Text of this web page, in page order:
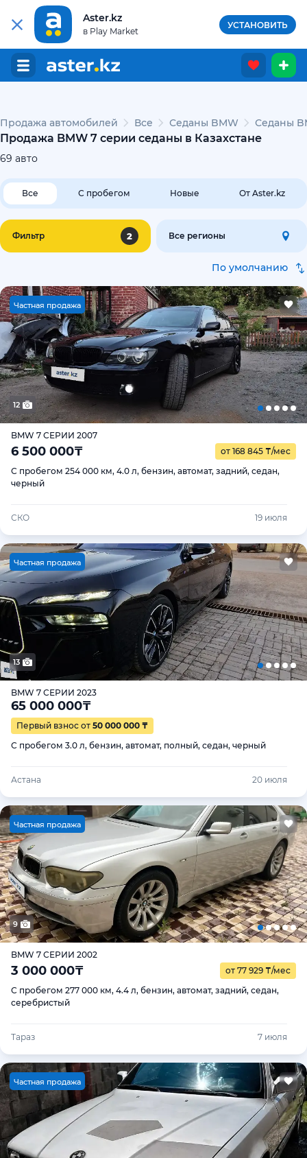
Aster.kz
в Play Market
УСТАНОВИТЬ
Продажа автомобилей Все Седаны BMW Седаны
Продажа BMW 7 серии седаны в Казахстане
69 авто
Все С пробегом Новые От Aster.kz
Фильтр 2 Все регионы
По умолчанию
Частная продажа
12
BMW 7 СЕРИИ 2007
6 500 000₸ от 168 845 ₸/мес
С пробегом 254 000 км, 4.0 л, бензин, автомат, задний, седан,
черный
СКО 19 июля
Частная продажа
13
BMW 7 СЕРИИ 2023
65 000 000₸
Первый взнос от 50 000 000 ₸
С пробегом 3.0 л, бензин, автомат, полный, седан, черный
Астана 20 июля
Частная продажа
9
BMW 7 СЕРИИ 2002
3 000 000₸ от 77 929 ₸/мес
С пробегом 277 000 км, 4.4 л, бензин, автомат, задний, седан,
серебристый
Тараз 7 июля
Частная продажа